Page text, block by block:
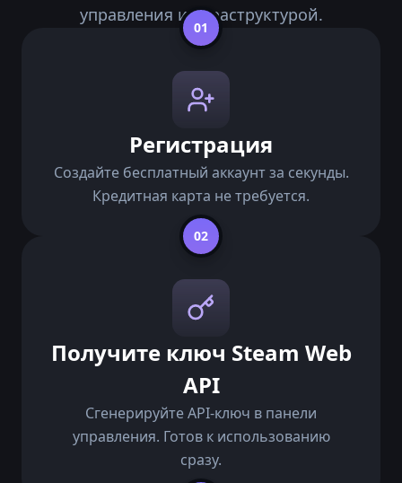
управления инфраструктурой.
01
Регистрация
Создайте бесплатный аккаунт за секунды.
Кредитная карта не требуется.
02
Получите ключ Steam Web
API
Сгенерируйте API-ключ в панели
управления. Готов к использованию
сразу.